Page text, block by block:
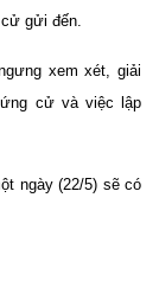
gửi đến.
xem xét, giải
cử và việc lập
ngày (22/5) sẽ có